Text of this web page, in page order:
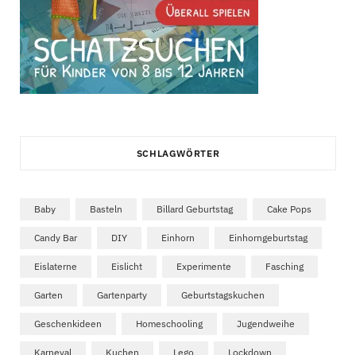
SCHLAGWÖRTER
Baby Basteln Billard Geburtstag Cake Pops
Candy Bar DIY Einhorn Einhorngeburtstag
Eislaterne Eislicht Experimente Fasching
Garten Gartenparty Geburtstagskuchen
Geschenkideen Homeschooling Jugendweihe
Karneval Kuchen Lego Lockdown